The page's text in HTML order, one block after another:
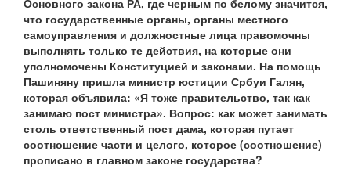
Основного закона РА, где черным по белому значится,
что государственные органы, органы местного
самоуправления и должностные лица правомочны
выполнять только те действия, на которые они
уполномочены Конституцией и законами. На помощь
Пашиняну пришла министр юстиции Србуи Галян,
которая объявила: «Я тоже правительство, так как
занимаю пост министра». Вопрос: как может занимать
столь ответственный пост дама, которая путает
соотношение части и целого, которое (соотношение)
прописано в главном законе государства?